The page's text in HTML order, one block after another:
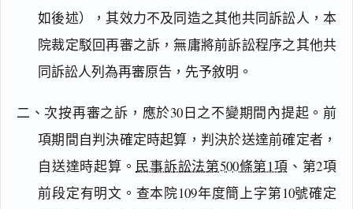
如後述），其效力不及同造之其他共同訴訟人，本
院裁定駁回再審之訴，無庸將前訴訟程序之其他共
同訴訟人列為再審原告，先予敘明。
二、次按再審之訴，應於30日之不變期間內提起。前
項期間自判決確定時起算，判決於送達前確定者，
自送達時起算。 民事訴訟法第500條第1項 、第2項
前段定有明文。查本院109年度簡上字第10號確定